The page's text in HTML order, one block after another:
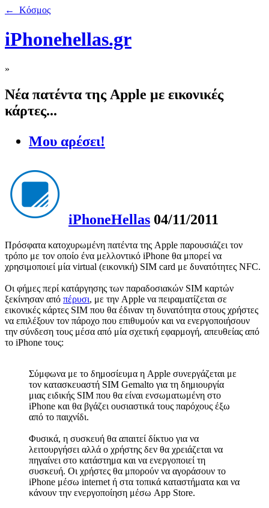
← Κόσμος
iPhonehellas.gr
»
Νέα πατέντα της Apple με εικονικές
κάρτες...
Μου αρέσει!
iPhoneHellas 04/11/2011
Πρόσφατα κατοχυρωμένη πατέντα της Apple παρουσιάζει τον
τρόπο με τον οποίο ένα μελλοντικό iPhone θα μπορεί να
χρησιμοποιεί μία virtual (εικονική) SIM card με δυνατότητες NFC.
Οι φήμες περί κατάργησης των παραδοσιακών SIM καρτών
ξεκίνησαν από πέρυσι, με την Apple να πειραματίζεται σε
εικονικές κάρτες SIM που θα έδιναν τη δυνατότητα στους χρήστες
να επιλέξουν τον πάροχο που επιθυμούν και να ενεργοποιήσουν
την σύνδεση τους μέσα από μία σχετική εφαρμογή, απευθείας από
το iPhone τους:
Σύμφωνα με το δημοσίευμα η Apple συνεργάζεται με
τον κατασκευαστή SIM Gemalto για τη δημιουργία
μιας ειδικής SIM που θα είναι ενσωματωμένη στο
iPhone και θα βγάζει ουσιαστικά τους παρόχους έξω
από το παιχνίδι.
Φυσικά, η συσκευή θα απαιτεί δίκτυο για να
λειτουργήσει αλλά ο χρήστης δεν θα χρειάζεται να
πηγαίνει στο κατάστημα και να ενεργοποιεί τη
συσκευή. Οι χρήστες θα μπορούν να αγοράσουν το
iPhone μέσω internet ή στα τοπικά καταστήματα και να
κάνουν την ενεργοποίηση μέσω App Store.